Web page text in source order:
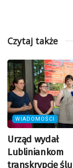
Czytaj także
WIADOMOŚCI
Urząd wydał
Lubliniankom
transkrypcję